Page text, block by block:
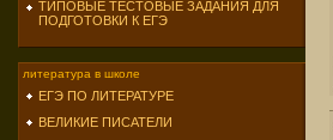
ТИПОВЫЕ ТЕСТОВЫЕ ЗАДАНИЯ ДЛЯ
ПОДГОТОВКИ К ЕГЭ
литература в школе
ЕГЭ ПО ЛИТЕРАТУРЕ
ВЕЛИКИЕ ПИСАТЕЛИ